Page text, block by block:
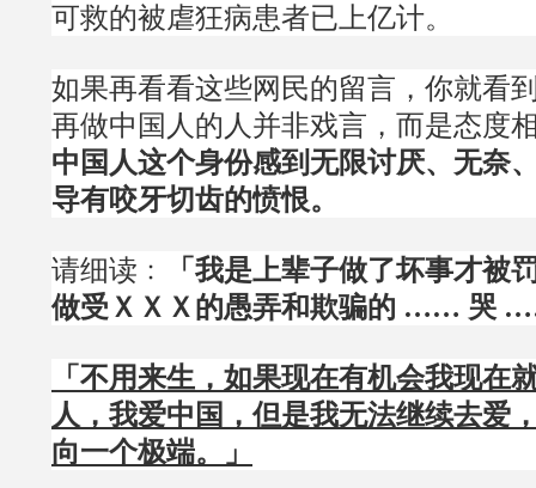
可救的被虐狂病患者已上亿计。
如果再看看这些网民的留言，你就看
再做中国人的人并非戏言，而是态度
中国人这个身份感到无限讨厌、无奈
导有咬牙切齿的愤恨。
请细读﹕
「我是上辈子做了坏事才被
做受ＸＸＸ的愚弄和欺骗的 …… 哭
「不用来生，如果现在有机会我现在
人，我爱中国，但是我无法继续去爱
向一个极端。」